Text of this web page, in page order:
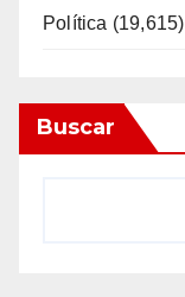
Política (19,615)
Buscar